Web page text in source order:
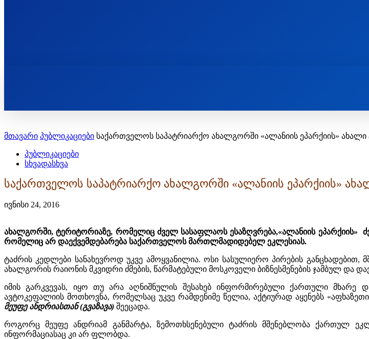
მთავარი პუბლიკაციები საქართველოს საპატრიარქო ახალგორში «ალანიის ეპარქიის»
პუბლიკაციები
სხვადასხვა
საქართველოს საპატრიარქო ახალგორში «ალანიის ეპარქიის»
ივნისი 24, 2016
ახალგორში, ტერიტორიაზე, რომელიც ძველ სასაფლაოს ესაზღვრება,«ალანიის ეპარქიის»
რომელიც არ დაექვემდებარება საქართველოს მართლმადიდებელ ეკლესიას.
ტაძრის კედლები სანახევროდ უკვე ამოყვანილია. ოსი სასულიერო პირების განცხადებით,
ახალგორის რაიონის მკვიდრი ძმების, წარმატებული მოსკოველი ბიზნესმენების ჯამბულ და
იმის გარკვევას, იყო თუ არა აღნიშნულის შესახებ ინფორმირებული ქართული მხარე
ავტოკეფალიის მოთხოვნა, რომელსაც უკვე რამდენიმე წელია, აქტიურად აყენებს «აფხაზ
მეუფე ანდრიასთან (გვაზავა) შეეცადა.
როგორც მეუფე ანდრიამ განმარტა, ზემოთხსენებული ტაძრის მშენებლობა ქართულ
ინფორმაციასაც კი არ ფლობდა.